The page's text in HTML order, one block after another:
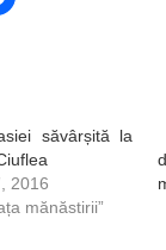
săvârșită la
2016
mănăstirii”